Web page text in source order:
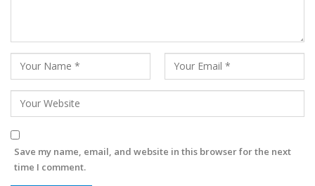
Save my name, email, and website in this browser for the next
time I comment.